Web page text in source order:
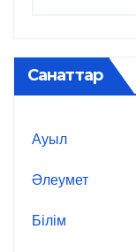
Санаттар
Ауыл
Әлеумет
Білім